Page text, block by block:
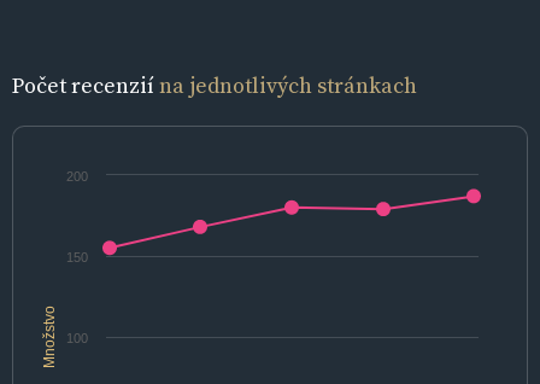
Počet recenziína jednotlivých stránkach
Množstvo 100
150
200